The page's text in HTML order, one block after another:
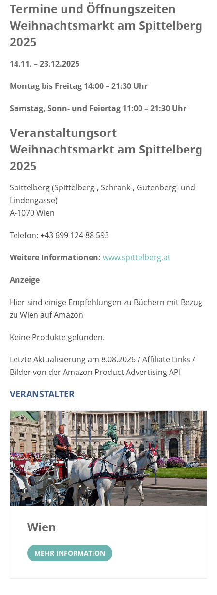
Termine und Öffnungszeiten
Weihnachtsmarkt am Spittelberg
2025
14.11. – 23.12.2025
Montag bis Freitag 14:00 – 21:30 Uhr
Samstag, Sonn- und Feiertag 11:00 – 21:30 Uhr
Veranstaltungsort
Weihnachtsmarkt am Spittelberg
2025
Spittelberg (Spittelberg-, Schrank-, Gutenberg- und
Lindengasse)
A-1070 Wien
Telefon: +43 699 124 88 593
Weitere Informationen: www.spittelberg.at
Anzeige
Hier sind einige Empfehlungen zu Büchern mit Bezug
zu Wien auf Amazon
Keine Produkte gefunden.
Letzte Aktualisierung am 8.08.2026 / Affiliate Links /
Bilder von der Amazon Product Advertising API
VERANSTALTER
Wien
MEHR INFORMATION